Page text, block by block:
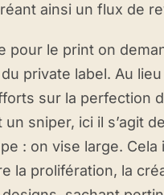
ainsi un flux de
pour le print on
private label. Au
sur la perfection
un sniper, ici il s’agit
: on vise large. Cela
la prolifération, la